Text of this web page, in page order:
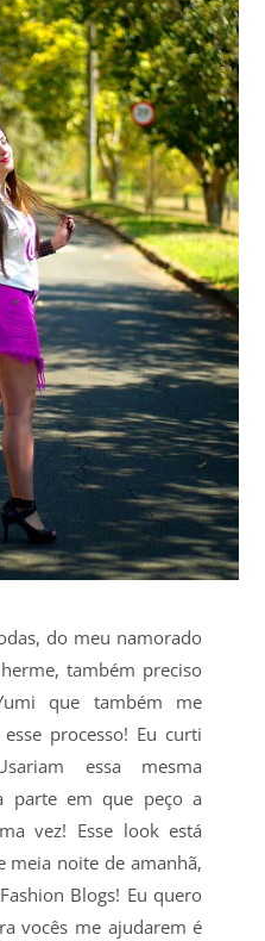
do meu namorado
também preciso
que também me
processo! Eu curti
essa mesma
parte em que peço a
vez! Esse look está
meia noite de amanhã,
Blogs! Eu quero
vocês me ajudarem é